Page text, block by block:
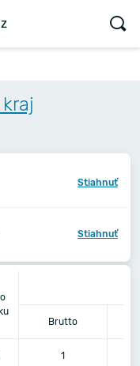
Stiahnuť
Stiahnuť
Brutto
1